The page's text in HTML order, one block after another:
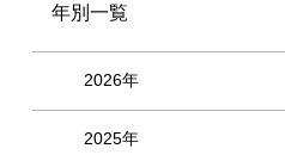
年別一覧
2026年
2025年